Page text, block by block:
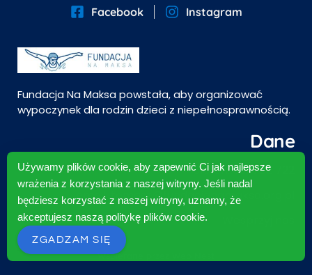
Facebook Instagram
Fundacja Na Maksa powstała, aby organizować
wypoczynek dla rodzin dzieci z niepełnosprawnością.
Dane
Telefon: 691 782 722
email: tomasz@fundacjanamaksa.org.pl
Wspierane przez
Używamy plików cookie, aby zapewnić Ci jak najlepsze
wrażenia z korzystania z naszej witryny. Jeśli nadal
będziesz korzystać z naszej witryny, uznamy, że
akceptujesz naszą politykę plików cookie.
ZGADZAM SIĘ